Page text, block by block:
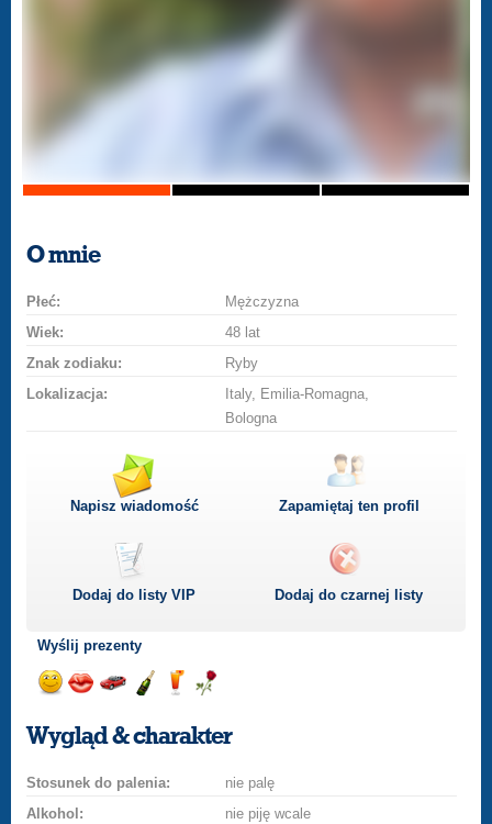
O mnie
Płeć:
Mężczyzna
Wiek:
48 lat
Znak zodiaku:
Ryby
Lokalizacja:
Italy, Emilia-Romagna,
Bologna
Napisz wiadomość Zapamiętaj ten profil
Dodaj do listyVIP Dodaj do czarnej listy
Wyślij prezenty
uśmiech
buziakasamochodem
szampana
drinka
różę
Wygląd & charakter
Stosunek do palenia:
nie palę
Alkohol:
nie piję wcale